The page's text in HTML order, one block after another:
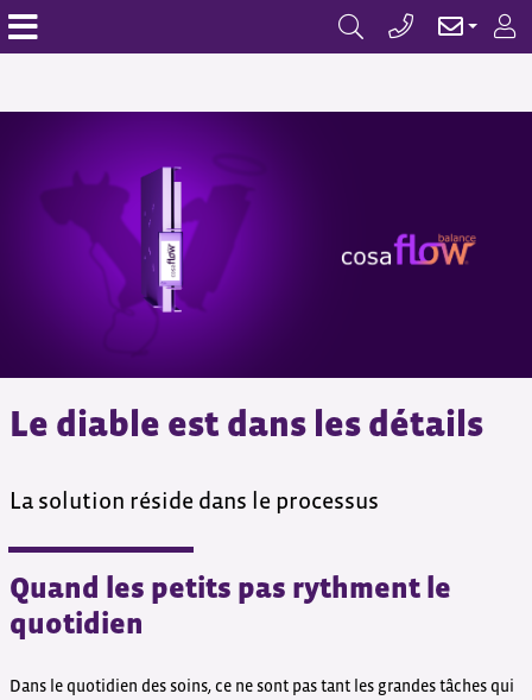
Le diable est dans les détails
La solution réside dans le processus
Quand les petits pas rythment le
quotidien
Dans le quotidien des soins, ce ne sont pas tant les grandes tâches qui